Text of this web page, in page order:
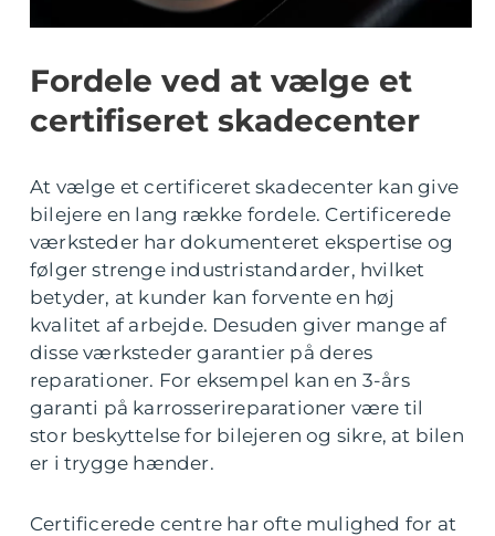
Fordele ved at vælge et
certifiseret skadecenter
At vælge et certificeret skadecenter kan give
bilejere en lang række fordele. Certificerede
værksteder har dokumenteret ekspertise og
følger strenge industristandarder, hvilket
betyder, at kunder kan forvente en høj
kvalitet af arbejde. Desuden giver mange af
disse værksteder garantier på deres
reparationer. For eksempel kan en 3-års
garanti på karrosserireparationer være til
stor beskyttelse for bilejeren og sikre, at bilen
er i trygge hænder.
Certificerede centre har ofte mulighed for at